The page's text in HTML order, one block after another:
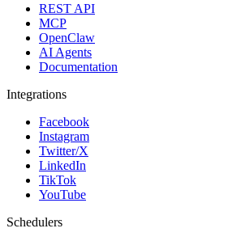
REST API
MCP
OpenClaw
AI Agents
Documentation
Integrations
Facebook
Instagram
Twitter/X
LinkedIn
TikTok
YouTube
Schedulers